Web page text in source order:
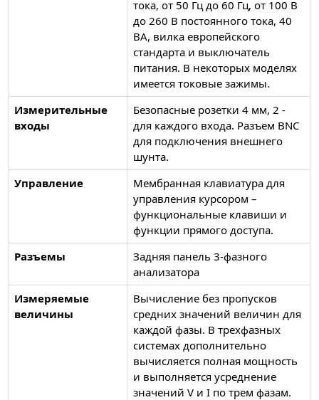
тока, от 50 Гц до 60 Гц, от 100 В
до 260 В постоянного тока, 40
ВА, вилка европейского
стандарта и выключатель
питания. В некоторых моделях
имеется токовые зажимы.
Измерительные
входы
Безопасные розетки 4 мм, 2 -
для каждого входа. Разъем BNC
для подключения внешнего
шунта.
Управление
Мембранная клавиатура для
управления курсором –
функциональные клавиши и
функции прямого доступа.
Разъемы
Задняя панель 3-фазного
анализатора
Измеряемые
величины
Вычисление без пропусков
средних значений величин для
каждой фазы. В трехфазных
системах дополнительно
вычисляется полная мощность
и выполняется усреднение
значений V и I по трем фазам.